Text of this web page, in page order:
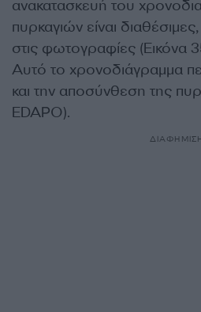
ανακατασκευή του
πυρκαγιών είναι
στις φωτογραφίες (Εικόνα
Αυτό το χρονοδιάγραμμα
και την αποσύνθεση της
EDAPO).
ΔΙΑΦΗΜΙΣΗ